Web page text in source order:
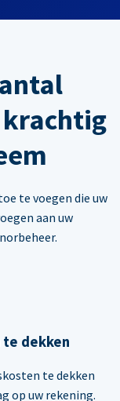
te voegen die uw
aan uw
te dekken
te dekken
op uw rekening.